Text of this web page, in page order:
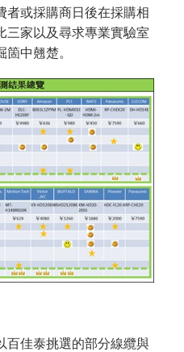
者或採購商日後在採購相
三家以及尋求專業實驗室
中翹楚。
百佳泰挑選的部分線纜與